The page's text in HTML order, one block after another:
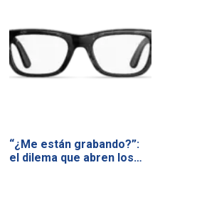
“¿Me están grabando?”:
el dilema que abren los…